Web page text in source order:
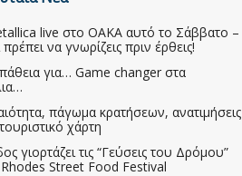
live στο ΟΑΚΑ αυτό το Σάββατο –
πρέπει να γνωρίζεις πριν έρθεις!
για… Game changer στα
πάγωμα κρατήσεων, ανατιμήσεις
χάρτη
γιορτάζει τις “Γεύσεις του Δρόμου”
Street Food Festival